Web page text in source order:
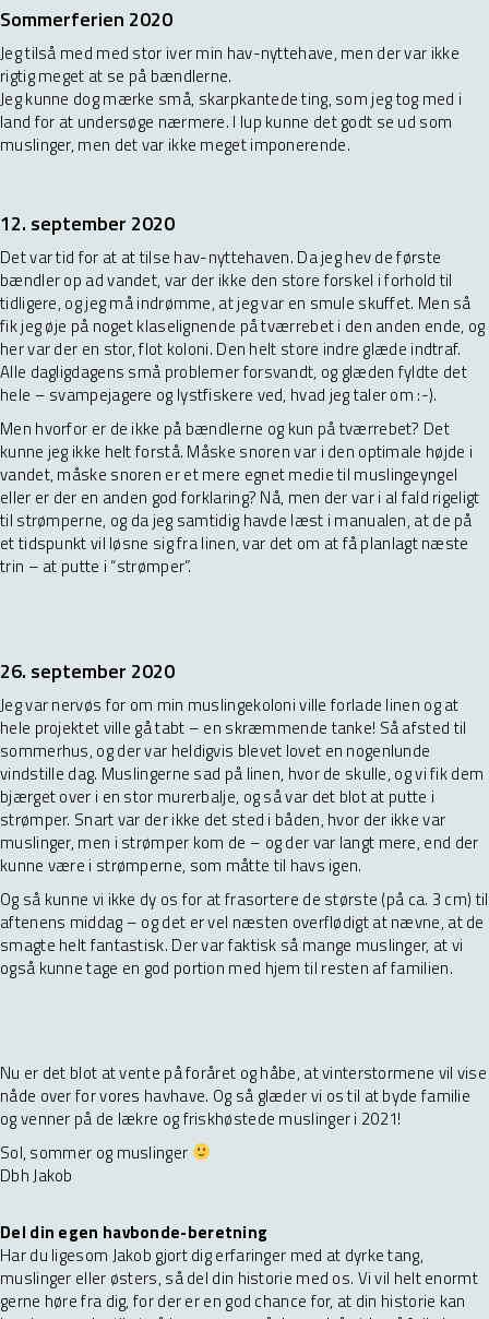
Sommerferien 2020
Jeg tilså med med stor iver min hav-nyttehave, men der var ikke
rigtig meget at se på bændlerne.
Jeg kunne dog mærke små, skarpkantede ting, som jeg tog med i
land for at undersøge nærmere. I lup kunne det godt se ud som
muslinger, men det var ikke meget imponerende.
12. september 2020
Det var tid for at at tilse hav-nyttehaven. Da jeg hev de første
bændler op ad vandet, var der ikke den store forskel i forhold til
tidligere, og jeg må indrømme, at jeg var en smule skuffet. Men så
fik jeg øje på noget klaselignende på tværrebet i den anden ende, og
her var der en stor, flot koloni. Den helt store indre glæde indtraf.
Alle dagligdagens små problemer forsvandt, og glæden fyldte det
hele – svampejagere og lystfiskere ved, hvad jeg taler om :-).
Men hvorfor er de ikke på bændlerne og kun på tværrebet? Det
kunne jeg ikke helt forstå. Måske snoren var i den optimale højde i
vandet, måske snoren er et mere egnet medie til muslingeyngel
eller er der en anden god forklaring? Nå, men der var i al fald rigeligt
til strømperne, og da jeg samtidig havde læst i manualen, at de på
et tidspunkt vil løsne sig fra linen, var det om at få planlagt næste
trin – at putte i “strømper”.
26. september 2020
Jeg var nervøs for om min muslingekoloni ville forlade linen og at
hele projektet ville gå tabt – en skræmmende tanke! Så afsted til
sommerhus, og der var heldigvis blevet lovet en nogenlunde
vindstille dag. Muslingerne sad på linen, hvor de skulle, og vi fik dem
bjærget over i en stor murerbalje, og så var det blot at putte i
strømper. Snart var der ikke det sted i båden, hvor der ikke var
muslinger, men i strømper kom de – og der var langt mere, end der
kunne være i strømperne, som måtte til havs igen.
Og så kunne vi ikke dy os for at frasortere de største (på ca. 3 cm) til
aftenens middag – og det er vel næsten overflødigt at nævne, at de
smagte helt fantastisk. Der var faktisk så mange muslinger, at vi
også kunne tage en god portion med hjem til resten af familien.
Nu er det blot at vente på foråret og håbe, at vinterstormene vil vise
nåde over for vores havhave. Og så glæder vi os til at byde familie
og venner på de lækre og friskhøstede muslinger i 2021!
Sol, sommer og muslinger
Dbh Jakob
Del din egen havbonde-beretning
Har du ligesom Jakob gjort dig erfaringer med at dyrke tang,
muslinger eller østers, så del din historie med os. Vi vil helt enormt
gerne høre fra dig, for der er en god chance for, at din historie kan